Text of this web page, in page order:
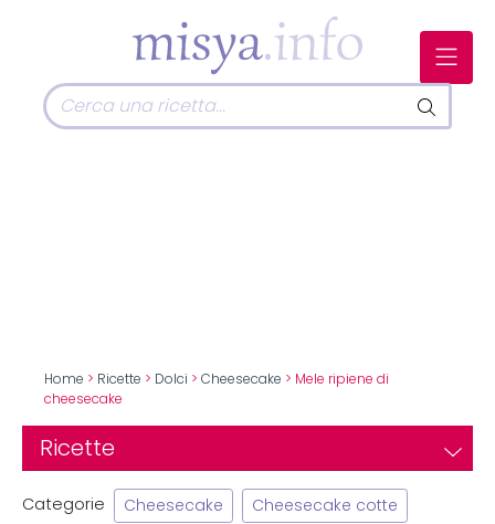
Home > Ricette > Dolci > Cheesecake > Mele ripiene di
cheesecake
Ricette
Categorie Cheesecake Cheesecake cotte